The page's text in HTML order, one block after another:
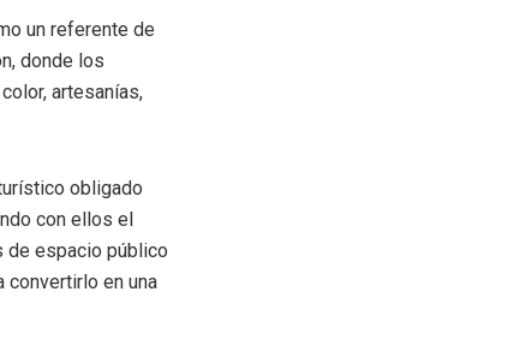
un referente de
donde los
artesanías,
obligado
con ellos el
de espacio público
convertirlo en una